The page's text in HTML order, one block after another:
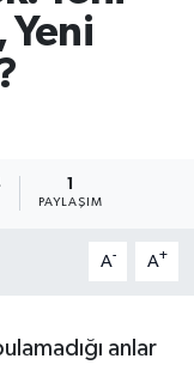
Yeni
PAYLAŞIM
A- A+
anlar